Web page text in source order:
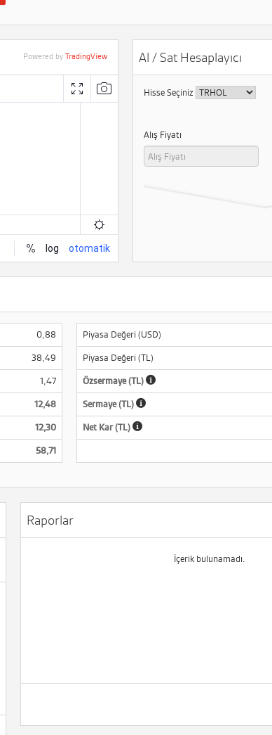
Powered by TradingView Al / Sat Hesaplayıcı
Hisse Seçiniz
Alış Fiyatı
0,88
38,49
1,47
12,48
12,30
58,71
Piyasa Değeri (USD)
Piyasa Değeri (TL)
Özsermaye (TL)
Sermaye (TL)
Net Kar (TL)
Raporlar
İçerik bulunamadı.